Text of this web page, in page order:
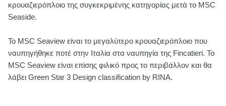
κρουαζιερόπλοιο της συγκεκριμένης κατηγορίας μετά το MSC
Seaside.
Το MSC Seaview είναι το μεγαλύτερο κρουαζιερόπλοιο που
ναυπηγήθηκε ποτέ στην Ιταλία στα ναυπηγία της Fincatieri. Το
MSC Seaview είναι επίσης φιλικό προς το περιβάλλον και θα
λάβει Green Star 3 Design classification by RINA.